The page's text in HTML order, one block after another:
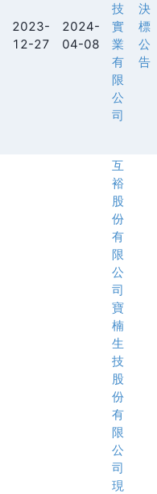
2023-
12-27
2024-
04-08
技
實
業
有
限
公
司
決
標
公
告
互
裕
股
份
有
限
公
司
寶
楠
生
技
股
份
有
限
公
司
現